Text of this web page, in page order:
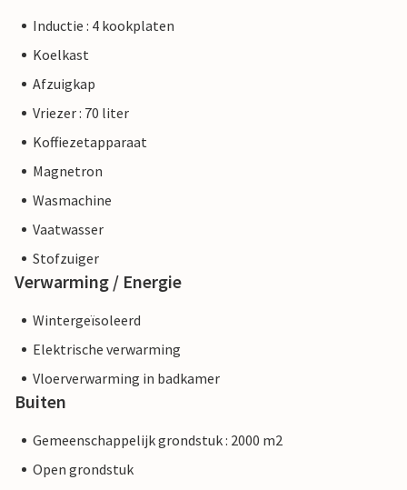
Inductie : 4 kookplaten
Koelkast
Afzuigkap
Vriezer : 70 liter
Koffiezetapparaat
Magnetron
Wasmachine
Vaatwasser
Stofzuiger
Verwarming / Energie
Wintergeïsoleerd
Elektrische verwarming
Vloerverwarming in badkamer
Buiten
Gemeenschappelijk grondstuk : 2000 m2
Open grondstuk